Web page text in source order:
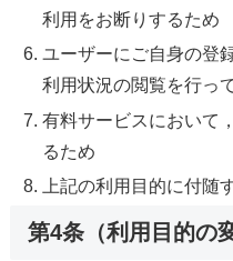
利用をお断りするため
ユーザーにご自身の登
利用状況の閲覧を行っ
有料サービスにおいて
るため
上記の利用目的に付随
第4条（利用目的の